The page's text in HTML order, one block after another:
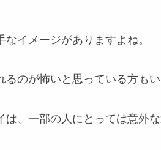
イメージがありますよね。
のが怖いと思っている方もい
、一部の人にとっては意外